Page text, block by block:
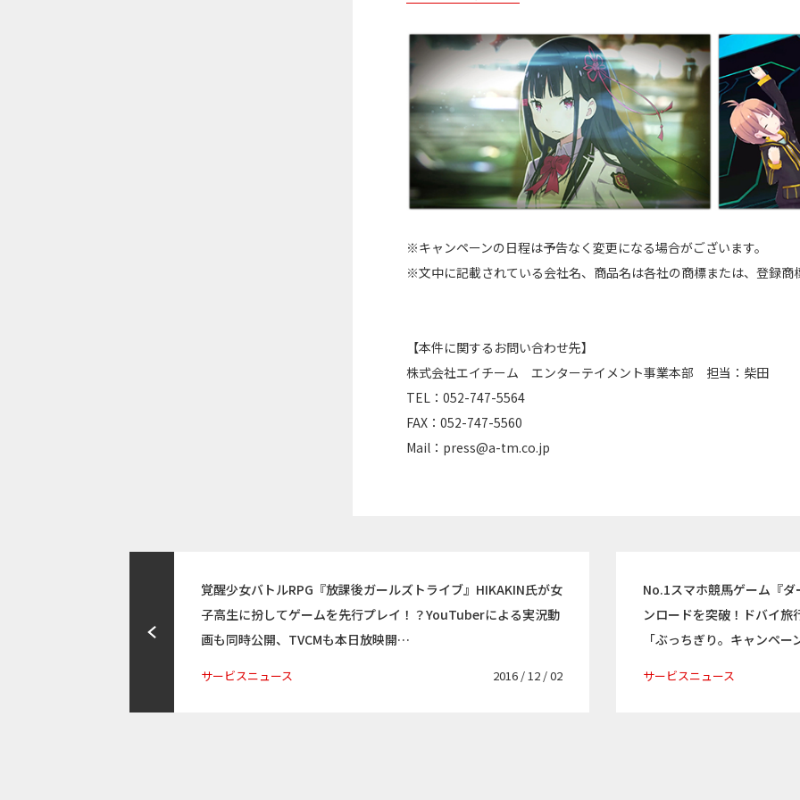
※キャンペーンの日程は予告なく変更になる場合がございます。
※文中に記載されている会社名、商品名は各社の商標または、登録商
【本件に関するお問い合わせ先】
株式会社エイチーム エンターテイメント事業本部 担当：柴田
TEL：052-747-5564
FAX：052-747-5560
Mail： press@a-tm.co.jp
覚醒少女バトルRPG『放課後ガールズトライブ』HIKAKIN氏が女
子高生に扮してゲームを先行プレイ！？YouTuberによる実況動
画も同時公開、TVCMも本日放映開…
サービスニュース 2016 / 12 / 02
No.1スマホ競馬ゲーム『
ンロードを突破！ドバイ
「ぶっちぎり。キャンペー
サービスニュース